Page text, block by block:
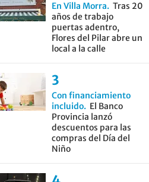
En Villa Morra
Tras 20
años de trabajo
puertas adentro,
Flores del Pilar abre un
local a la calle
Con financiamiento
incluido
El Banco
Provincia lanzó
descuentos para las
compras del Día del
Niño